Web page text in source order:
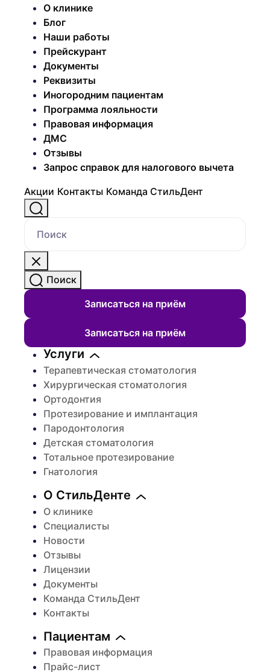
О клинике
Блог
Наши работы
Прейскурант
Документы
Реквизиты
Иногородним пациентам
Программа лояльности
Правовая информация
ДМС
Отзывы
Запрос справок для налогового вычета
Акции Контакты Команда СтильДент
Поиск
Поиск
Записаться на приём
Записаться на приём
Услуги
Терапевтическая стоматология
Хирургическая стоматология
Ортодонтия
Протезирование и имплантация
Пародонтология
Детская стоматология
Тотальное протезирование
Гнатология
О СтильДенте
О клинике
Специалисты
Новости
Отзывы
Лицензии
Документы
Команда СтильДент
Контакты
Пациентам
Правовая информация
Прайс-лист